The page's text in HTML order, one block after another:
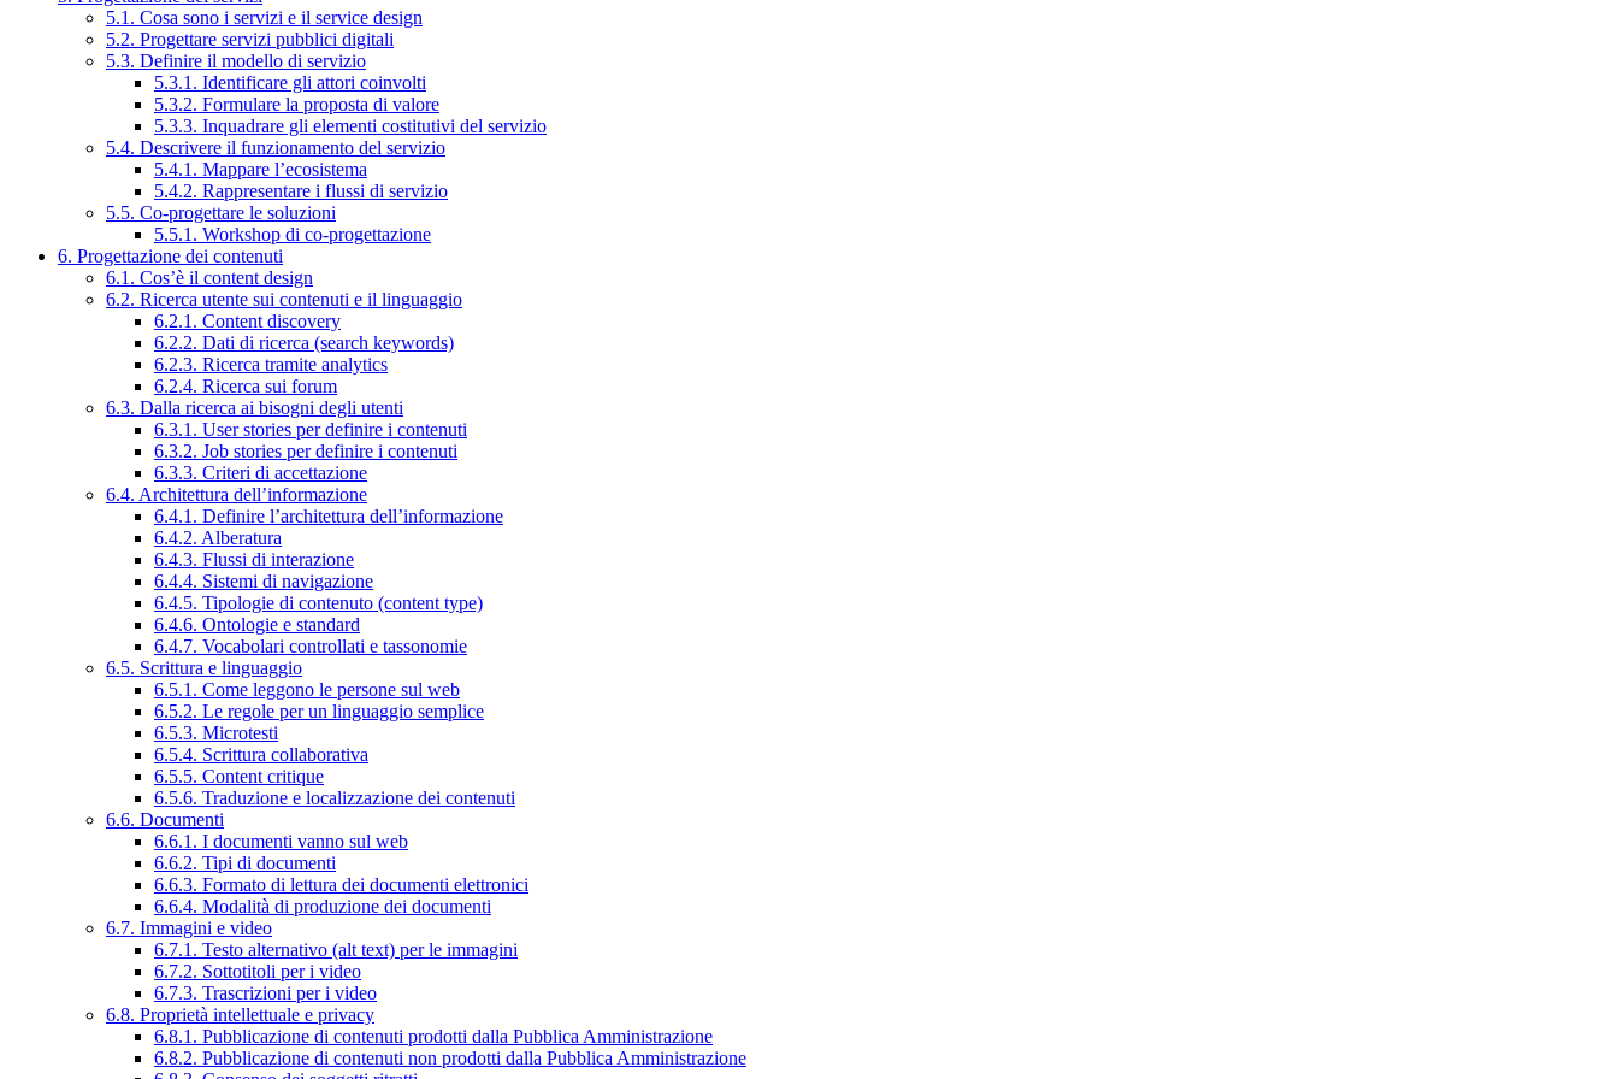
5.1. Cosa sono i servizi e il service design
5.2. Progettare servizi pubblici digitali
5.3. Definire il modello di servizio
5.3.1. Identificare gli attori coinvolti
5.3.2. Formulare la proposta di valore
5.3.3. Inquadrare gli elementi costitutivi del servizio
5.4. Descrivere il funzionamento del servizio
5.4.1. Mappare l’ecosistema
5.4.2. Rappresentare i flussi di servizio
5.5. Co-progettare le soluzioni
5.5.1. Workshop di co-progettazione
6. Progettazione dei contenuti
6.1. Cos’è il content design
6.2. Ricerca utente sui contenuti e il linguaggio
6.2.1. Content discovery
6.2.2. Dati di ricerca (search keywords)
6.2.3. Ricerca tramite analytics
6.2.4. Ricerca sui forum
6.3. Dalla ricerca ai bisogni degli utenti
6.3.1. User stories per definire i contenuti
6.3.2. Job stories per definire i contenuti
6.3.3. Criteri di accettazione
6.4. Architettura dell’informazione
6.4.1. Definire l’architettura dell’informazione
6.4.2. Alberatura
6.4.3. Flussi di interazione
6.4.4. Sistemi di navigazione
6.4.5. Tipologie di contenuto (content type)
6.4.6. Ontologie e standard
6.4.7. Vocabolari controllati e tassonomie
6.5. Scrittura e linguaggio
6.5.1. Come leggono le persone sul web
6.5.2. Le regole per un linguaggio semplice
6.5.3. Microtesti
6.5.4. Scrittura collaborativa
6.5.5. Content critique
6.5.6. Traduzione e localizzazione dei contenuti
6.6. Documenti
6.6.1. I documenti vanno sul web
6.6.2. Tipi di documenti
6.6.3. Formato di lettura dei documenti elettronici
6.6.4. Modalità di produzione dei documenti
6.7. Immagini e video
6.7.1. Testo alternativo (alt text) per le immagini
6.7.2. Sottotitoli per i video
6.7.3. Trascrizioni per i video
6.8. Proprietà intellettuale e privacy
6.8.1. Pubblicazione di contenuti prodotti dalla Pubblica Amministrazione
6.8.2. Pubblicazione di contenuti non prodotti dalla Pubblica Amministrazione